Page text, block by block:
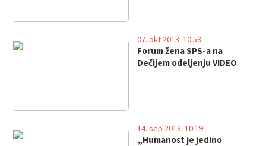
Forum žena SPS-a na
Dečijem odeljenju VIDEO
07. okt 2013. 10:59
„Humanost je jedino
14. sep 2013. 10:19